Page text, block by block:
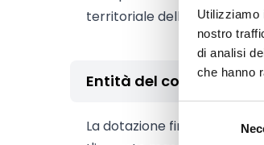
Utilizziamo
nostro
di analisi
che hanno
del
territoriale della Camera di
Entità del contributo
La dotazione finanziaria